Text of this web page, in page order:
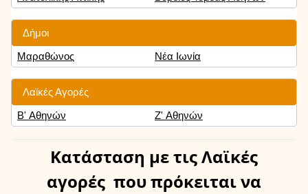
Δήμοι
Μαραθώνος
Νέα Ιωνία
Λαϊκές Αγορές
Β' Αθηνών
Ζ' Αθηνών
Κατάσταση με τις Λαϊκές
αγορές που πρόκειται να